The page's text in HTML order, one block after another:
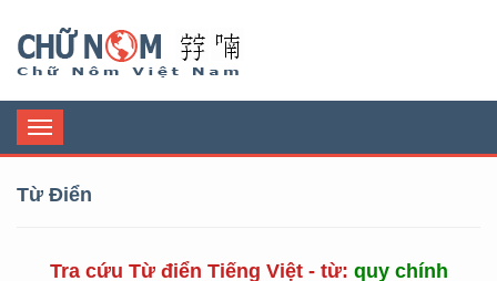
Toggle
navigation
Từ Điển
Tra cứu Từ điển Tiếng Việt - từ: quy chính